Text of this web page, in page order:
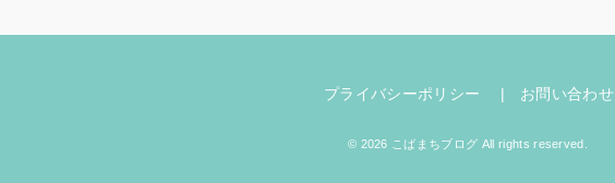
プライバシーポリシー お問い合わせ
© 2026 こばまちブログ All rights reserved.